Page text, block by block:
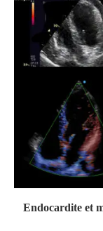
Endocardite et